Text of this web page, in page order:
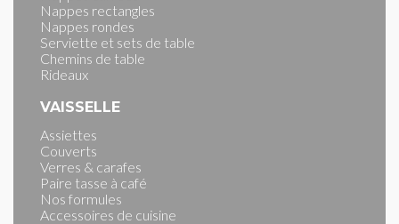
Nappes rectangles
Nappes rondes
Serviette et sets de table
Chemins de table
Rideaux
VAISSELLE
Assiettes
Couverts
Verres & carafes
Paire tasse à café
Nos formules
Accessoires de cuisine